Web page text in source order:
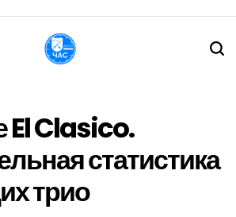
El Clasico.
статистика
трио